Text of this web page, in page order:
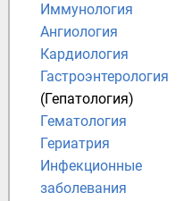
Иммунология
Ангиология
Кардиология
Гастроэнтерология
(Гепатология)
Гематология
Гериатрия
Инфекционные
заболевания